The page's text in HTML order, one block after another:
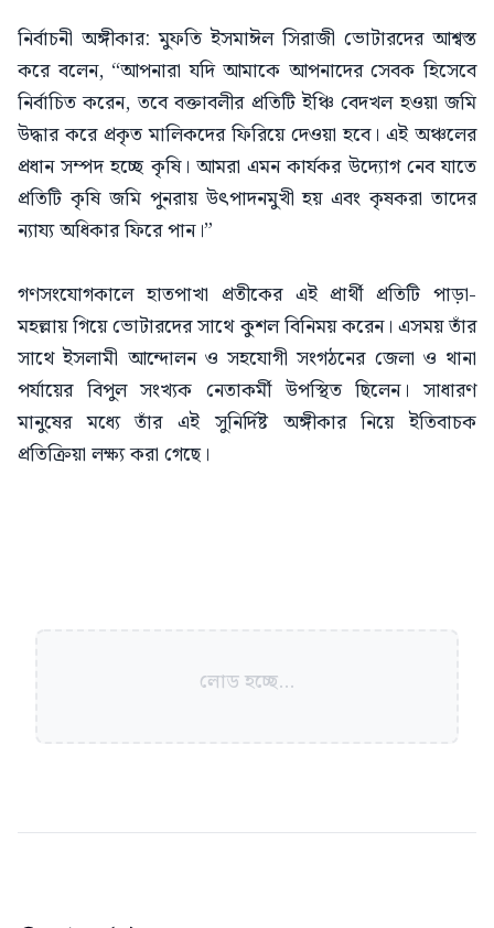
নির্বাচনী অঙ্গীকার: মুফতি ইসমাঈল সিরাজী ভোটারদের আশ্বস্ত
করে বলেন, “আপনারা যদি আমাকে আপনাদের সেবক হিসেবে
নির্বাচিত করেন, তবে বক্তাবলীর প্রতিটি ইঞ্চি বেদখল হওয়া জমি
উদ্ধার করে প্রকৃত মালিকদের ফিরিয়ে দেওয়া হবে। এই অঞ্চলের
প্রধান সম্পদ হচ্ছে কৃষি। আমরা এমন কার্যকর উদ্যোগ নেব যাতে
প্রতিটি কৃষি জমি পুনরায় উৎপাদনমুখী হয় এবং কৃষকরা তাদের
ন্যায্য অধিকার ফিরে পান।”
গণসংযোগকালে হাতপাখা প্রতীকের এই প্রার্থী প্রতিটি পাড়া-
মহল্লায় গিয়ে ভোটারদের সাথে কুশল বিনিময় করেন। এসময় তাঁর
সাথে ইসলামী আন্দোলন ও সহযোগী সংগঠনের জেলা ও থানা
পর্যায়ের বিপুল সংখ্যক নেতাকর্মী উপস্থিত ছিলেন। সাধারণ
মানুষের মধ্যে তাঁর এই সুনির্দিষ্ট অঙ্গীকার নিয়ে ইতিবাচক
প্রতিক্রিয়া লক্ষ্য করা গেছে।
লোড হচ্ছে...